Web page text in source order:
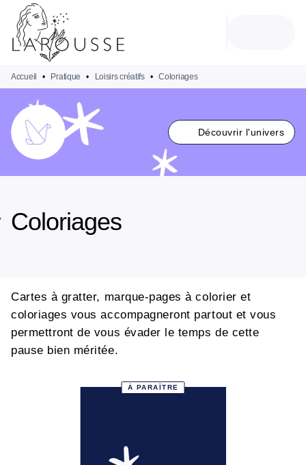
MENU
PIED DE PAGE
Accueil • Pratique • Loisirs créatifs • Coloriages
Découvrir l'univers
Coloriages
Cartes à gratter, marque-pages à colorier et
coloriages vous accompagneront partout et vous
permettront de vous évader le temps de cette
pause bien méritée.
À PARAÎTRE